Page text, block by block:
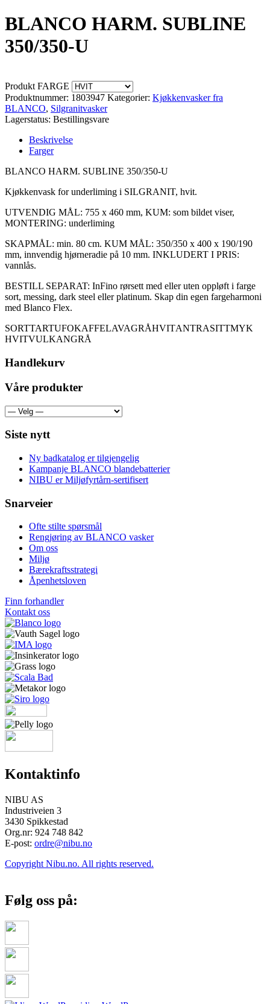
BLANCO HARM. SUBLINE
350/350-U
Produkt FARGE
Produktnummer: 1803947 Kategorier: Kjøkkenvasker fra
BLANCO, Silgranitvasker
Lagerstatus: Bestillingsvare
Beskrivelse
Farger
BLANCO HARM. SUBLINE 350/350-U
Kjøkkenvask for underliming i SILGRANIT, hvit.
UTVENDIG MÅL: 755 x 460 mm, KUM: som bildet viser,
MONTERING: underliming
SKAPMÅL: min. 80 cm. KUM MÅL: 350/350 x 400 x 190/190
mm, innvendig hjørneradie på 10 mm. INKLUDERT I PRIS:
vannlås.
BESTILL SEPARAT: InFino rørsett med eller uten oppløft i farge
sort, messing, dark steel eller platinum. Skap din egen fargeharmoni
med Blanco Flex.
SORTTARTUFOKAFFELAVAGRÅHVITANTRASITTMYK
HVITVULKANGRÅ
Handlekurv
Våre produkter
Siste nytt
Ny badkatalog er tilgjengelig
Kampanje BLANCO blandebatterier
NIBU er Miljøfyrtårn-sertifisert
Snarveier
Ofte stilte spørsmål
Rengjøring av BLANCO vasker
Om oss
Miljø
Bærekraftsstrategi
Åpenhetsloven
Finn forhandler
Kontakt oss
Kontaktinfo
NIBU AS
Industriveien 3
3430 Spikkestad
Org.nr: 924 748 842
E-post: ordre@nibu.no
Copyright Nibu.no. All rights reserved.
Følg oss på: